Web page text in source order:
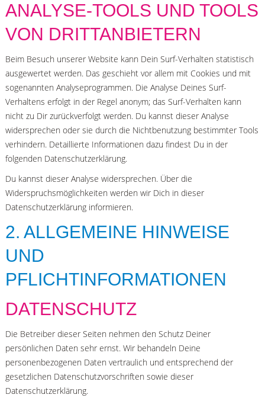
ANALYSE-TOOLS UND TOOLS
VON DRITTANBIETERN
Beim Besuch unserer Website kann Dein Surf-Verhalten statistisch
ausgewertet werden. Das geschieht vor allem mit Cookies und mit
sogenannten Analyseprogrammen. Die Analyse Deines Surf-
Verhaltens erfolgt in der Regel anonym; das Surf-Verhalten kann
nicht zu Dir zurückverfolgt werden. Du kannst dieser Analyse
widersprechen oder sie durch die Nichtbenutzung bestimmter Tools
verhindern. Detaillierte Informationen dazu findest Du in der
folgenden Datenschutzerklärung.
Du kannst dieser Analyse widersprechen. Über die
Widerspruchsmöglichkeiten werden wir Dich in dieser
Datenschutzerklärung informieren.
2. ALLGEMEINE HINWEISE
UND
PFLICHTINFORMATIONEN
DATENSCHUTZ
Die Betreiber dieser Seiten nehmen den Schutz Deiner
persönlichen Daten sehr ernst. Wir behandeln Deine
personenbezogenen Daten vertraulich und entsprechend der
gesetzlichen Datenschutzvorschriften sowie dieser
Datenschutzerklärung.